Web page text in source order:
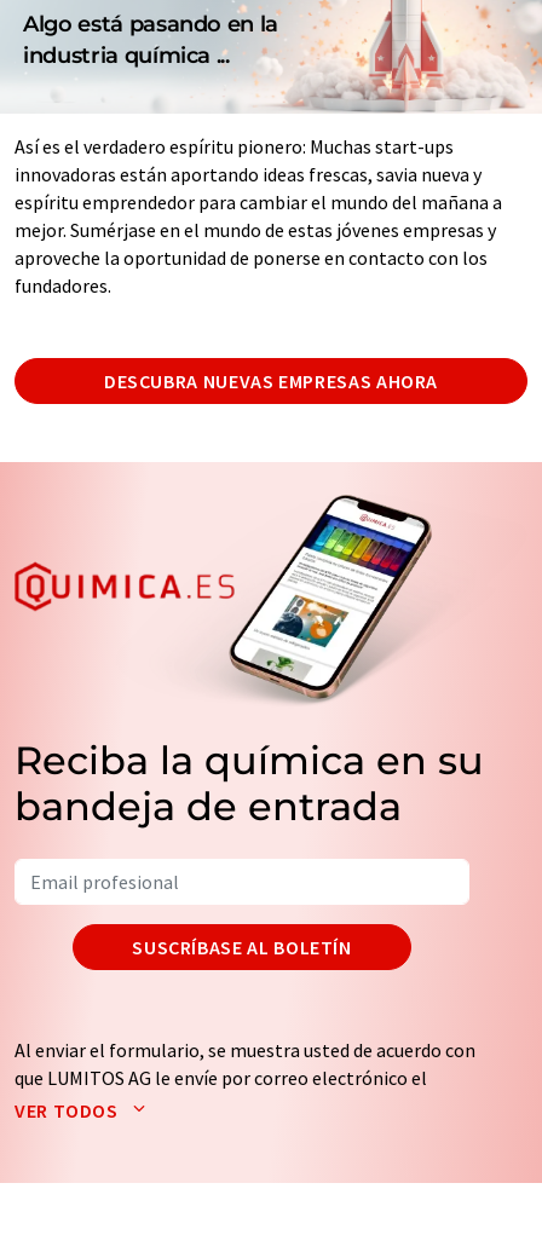
Algo está pasando en la
industria química ...
Así es el verdadero espíritu pionero: Muchas start-ups
innovadoras están aportando ideas frescas, savia nueva y
espíritu emprendedor para cambiar el mundo del mañana a
mejor. Sumérjase en el mundo de estas jóvenes empresas y
aproveche la oportunidad de ponerse en contacto con los
fundadores.
DESCUBRA NUEVAS EMPRESAS AHORA
Reciba la química en su
bandeja de entrada
SUSCRÍBASE AL BOLETÍN
Al enviar el formulario, se muestra usted de acuerdo con
que LUMITOS AG le envíe por correo electrónico el
boletín o boletines seleccionados anteriormente. Sus
de nuestrapolítica de protección de datos. LUMITOS
VER TODOS